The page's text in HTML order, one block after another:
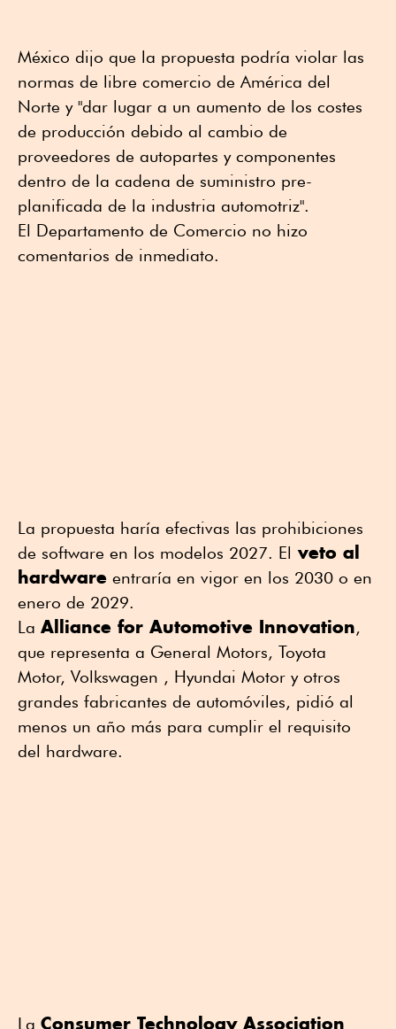
México dijo que la propuesta podría violar las
normas de libre comercio de América del
Norte y "dar lugar a un aumento de los costes
de producción debido al cambio de
proveedores de autopartes y componentes
dentro de la cadena de suministro pre-
planificada de la industria automotriz".
El Departamento de Comercio no hizo
comentarios de inmediato.
La propuesta haría efectivas las prohibiciones
de software en los modelos 2027. El veto al
hardware entraría en vigor en los 2030 o en
enero de 2029.
La Alliance for Automotive Innovation,
que representa a General Motors, Toyota
Motor, Volkswagen , Hyundai Motor y otros
grandes fabricantes de automóviles, pidió al
menos un año más para cumplir el requisito
del hardware.
La Consumer Technology Association